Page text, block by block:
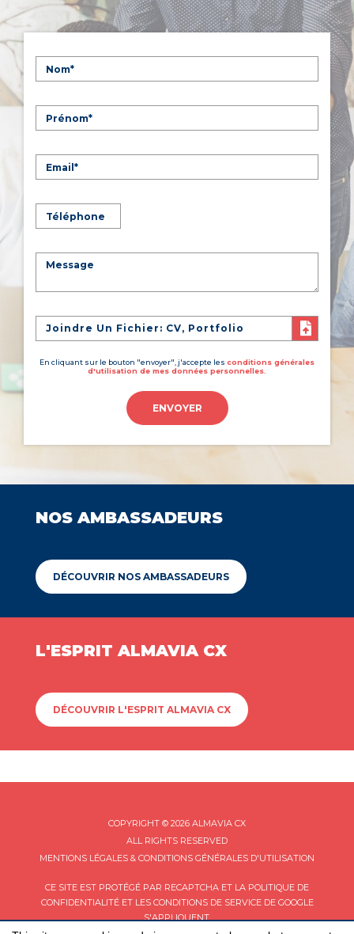
Joindre Un Fichier: CV, Portfolio
En cliquant sur le bouton "envoyer", j'accepte les conditions générales
d'utilisation de mes données personnelles.
ENVOYER
NOS AMBASSADEURS
DÉCOUVRIR NOS AMBASSADEURS
L'ESPRIT ALMAVIA CX
DÉCOUVRIR L'ESPRIT ALMAVIA CX
COPYRIGHT © 2026 ALMAVIA CX
ALL RIGHTS RESERVED
MENTIONS LÉGALES & CONDITIONS GÉNÉRALES D'UTILISATION
CE SITE EST PROTÉGÉ PAR RECAPTCHA ET LA POLITIQUE DE
CONFIDENTIALITÉET LES CONDITIONS DE SERVICEDE GOOGLE
S'APPLIQUENT.